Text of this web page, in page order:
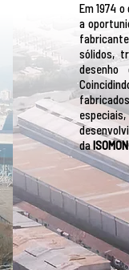
Em 1974
a
sólidos,
desenho
da